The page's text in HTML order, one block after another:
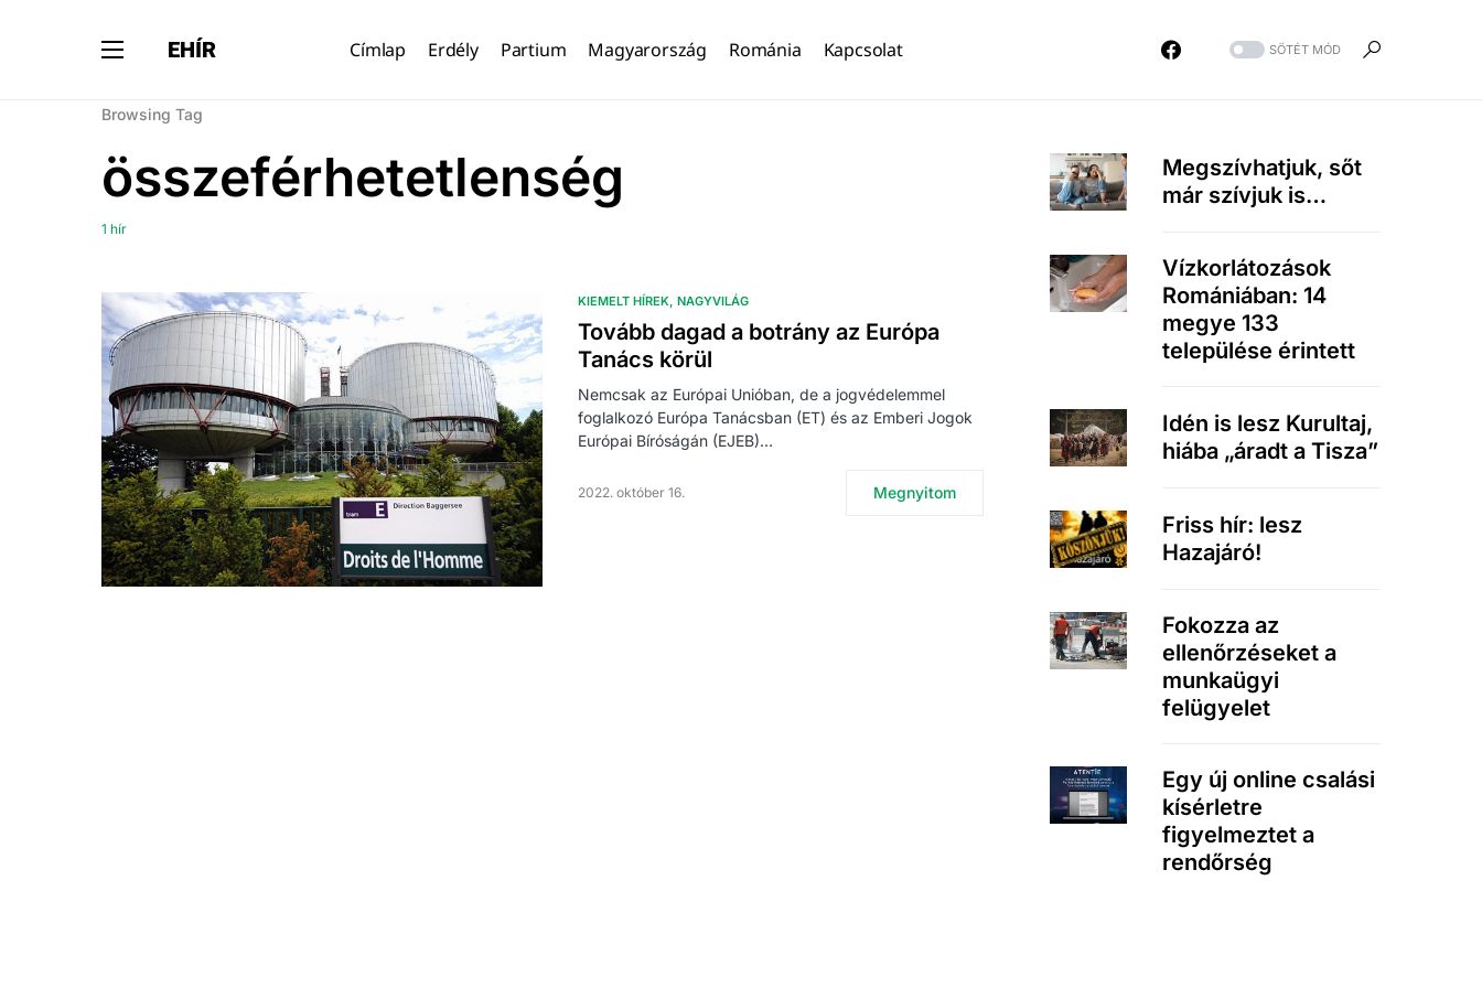
EHÍR Címlap Erdély Partium Magyarország Románia Kapcsolat SÖTÉT MÓD
Browsing Tag
összeférhetetlenség
1 hír
KIEMELT HÍREK NAGYVILÁG
Tovább dagad a botrány az Európa
Tanács körül
Nemcsak az Európai Unióban, de a jogvédelemmel
foglalkozó Európa Tanácsban (ET) és az Emberi Jogok
Európai Bíróságán (EJEB)…
2022. október 16. Megnyitom
Megszívhatjuk, sőt
már szívjuk is…
Vízkorlátozások
Romániában: 14
megye 133
települése érintett
Idén is lesz Kurultaj,
hiába „áradt a Tisza”
Friss hír: lesz
Hazajáró!
Fokozza az
ellenőrzéseket a
munkaügyi
felügyelet
Egy új online csalási
kísérletre
figyelmeztet a
rendőrség